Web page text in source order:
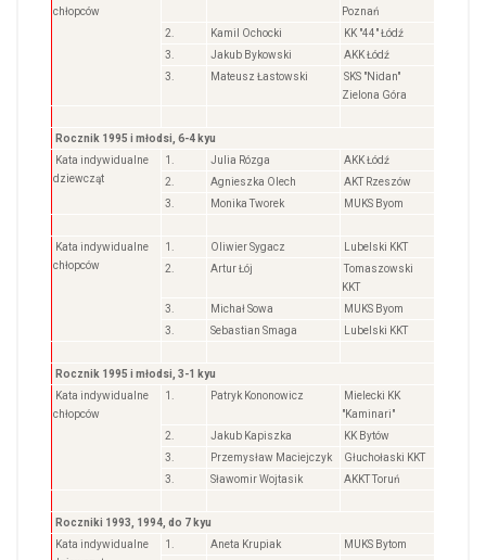
chłopców
Poznań
2.
Kamil Ochocki
KK "44" Łódź
3.
Jakub Bykowski
AKK Łódź
3.
Mateusz Łastowski
SKS "Nidan"
Zielona Góra
Rocznik 1995 i młodsi, 6-4 kyu
Kata indywidualne
dziewcząt
1. Julia Rózga
AKK Łódź
2.
Agnieszka Olech
AKT Rzeszów
3.
Monika Tworek MUKS Byom
Kata indywidualne
chłopców
1. Oliwier Sygacz
Lubelski KKT
2.
Artur Łój
Tomaszowski
KKT
3.
Michał Sowa
MUKS Byom
3.
Sebastian Smaga Lubelski KKT
Rocznik 1995 i młodsi, 3-1 kyu
Kata indywidualne
chłopców
1. Patryk Kononowicz
Mielecki KK
"Kaminari"
2.
Jakub Kapiszka
KK Bytów
3.
Przemysław Maciejczyk
Głuchołaski KKT
3.
Sławomir Wojtasik AKKT Toruń
Roczniki 1993, 1994, do 7 kyu
Kata indywidualne
1. Aneta Krupiak
MUKS Bytom